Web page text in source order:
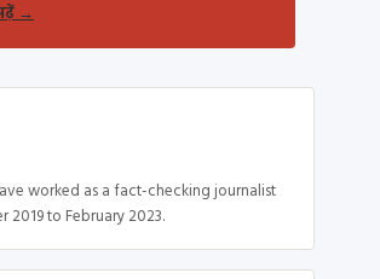
→
worked as a fact-checking journalist
to February 2023.